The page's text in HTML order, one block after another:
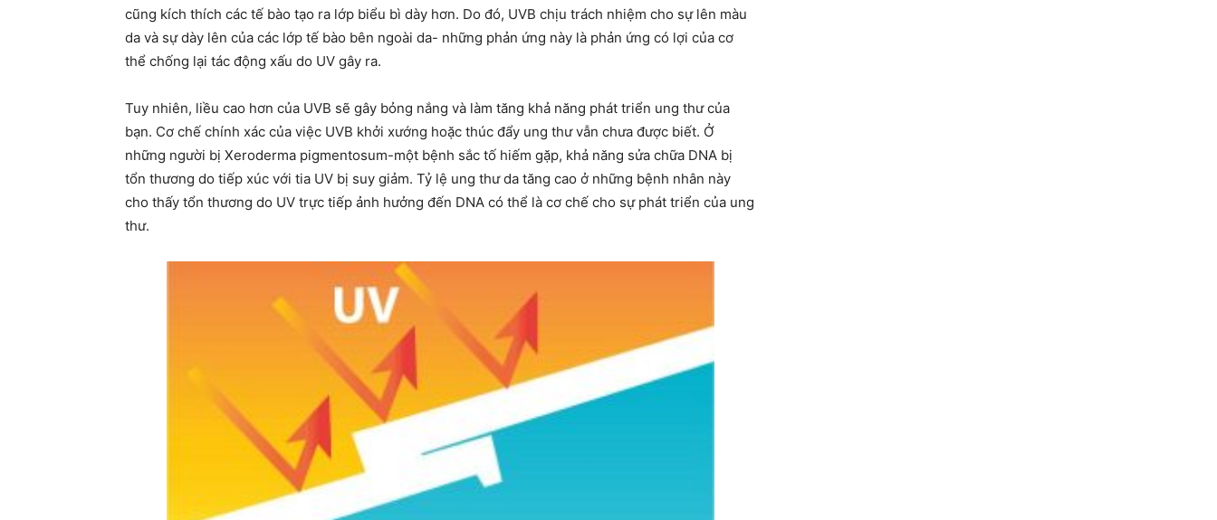
cũng kích thích các tế bào tạo ra lớp biểu bì dày hơn. Do đó, UVB chịu trách nhiệm cho sự lên màu
da và sự dày lên của các lớp tế bào bên ngoài da- những phản ứng này là phản ứng có lợi của cơ
thể chống lại tác động xấu do UV gây ra.
Tuy nhiên, liều cao hơn của UVB sẽ gây bỏng nắng và làm tăng khả năng phát triển ung thư của
bạn. Cơ chế chính xác của việc UVB khởi xướng hoặc thúc đẩy ung thư vẫn chưa được biết. Ở
những người bị Xeroderma pigmentosum-một bệnh sắc tố hiếm gặp, khả năng sửa chữa DNA bị
tổn thương do tiếp xúc với tia UV bị suy giảm. Tỷ lệ ung thư da tăng cao ở những bệnh nhân này
cho thấy tổn thương do UV trực tiếp ảnh hưởng đến DNA có thể là cơ chế cho sự phát triển của ung
thư.